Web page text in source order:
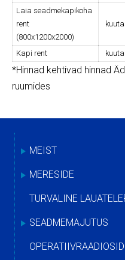
Laia seadmekapikoha
rent
(800x1200x2000)
Kapi rent
*Hinnad kehtivad hinnad
ruumides
MEIST
MERESIDE
TURVALINE
SEADMEMAJUTUS